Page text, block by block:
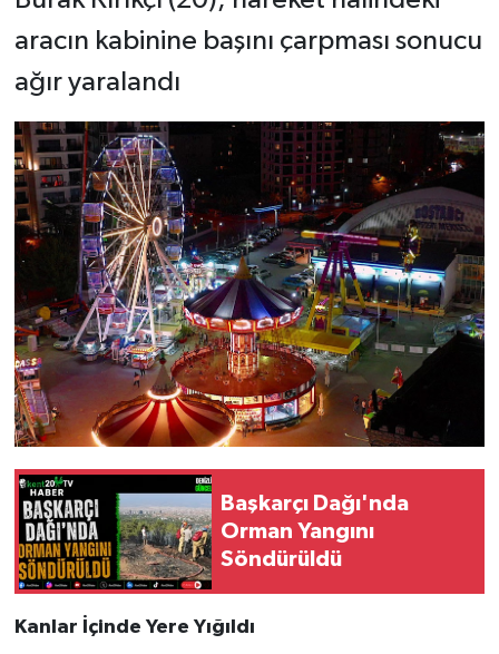
aracın kabinine başını çarpması sonucu
ağır yaralandı
Başkarçı Dağı'nda
Orman Yangını
Söndürüldü
Kanlar İçinde Yere Yığıldı